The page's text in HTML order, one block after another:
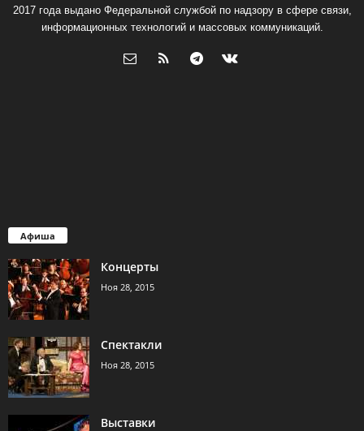
2017 года выдано Федеральной службой по надзору в сфере связи,
информационных технологий и массовых коммуникаций.
Афиша
Концерты
Ноя 28, 2015
Спектакли
Ноя 28, 2015
Выставки